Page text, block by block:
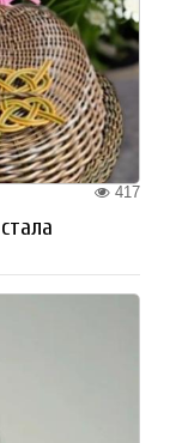
417